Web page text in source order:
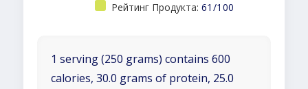
Рейтинг Продукта: 61/100
1 serving (250 grams) contains 600
calories, 30.0 grams of protein, 25.0